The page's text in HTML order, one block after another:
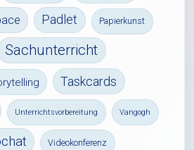
Padlet Papierkunst
Sachunterricht
Taskcards
Unterrichtsvorbereitung Vangogh
Videokonferenz